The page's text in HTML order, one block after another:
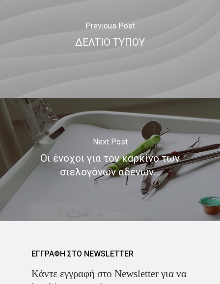
Previous Post
ΔΕΛΤΙΟ ΤΥΠΟΥ
Next Post
Οι ένοχοι για τον καρκίνο των
σιελογόνων αδένων…
ΕΓΓΡΑΦΗ ΣΤΟ NEWSLETTER
Kάντε εγγραφή στο Newsletter για να